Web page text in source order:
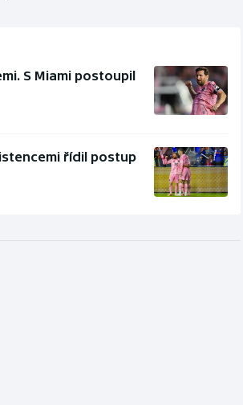
S Miami postoupil
řídil postup